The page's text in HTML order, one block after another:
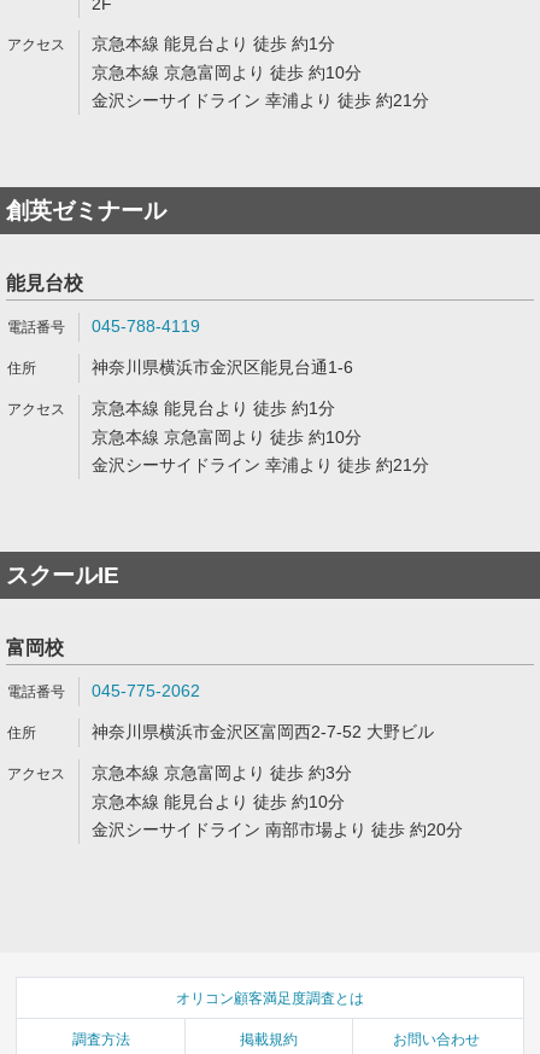
京急本線 能見台より 徒歩 約1分
京急本線 京急富岡より 徒歩 約10分
金沢シーサイドライン 幸浦より 徒歩 約21分
創英ゼミナール
能見台校
045-788-4119
神奈川県横浜市金沢区能見台通1-6
京急本線 能見台より 徒歩 約1分
京急本線 京急富岡より 徒歩 約10分
金沢シーサイドライン 幸浦より 徒歩 約21分
スクールIE
富岡校
045-775-2062
神奈川県横浜市金沢区富岡西2-7-52 大野ビル
京急本線 京急富岡より 徒歩 約3分
京急本線 能見台より 徒歩 約10分
金沢シーサイドライン 南部市場より 徒歩 約20分
オリコン顧客満足度調査とは
調査方法 掲載規約 お問い合わせ